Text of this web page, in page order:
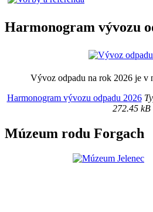
Harmonogram vývozu
Vývoz odpadu na rok 2026 je v
Harmonogram vývozu odpadu 2026
272.45 kB
Múzeum rodu Forgach